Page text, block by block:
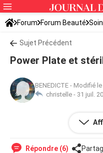
Forum Forum Beauté
Sujet Précédent
Power Plate et
BENEDICTE - Modifié le
christelle - 31 juil.
Peut-on faire de la
trop dangereux ? Merci
Répondre (6)